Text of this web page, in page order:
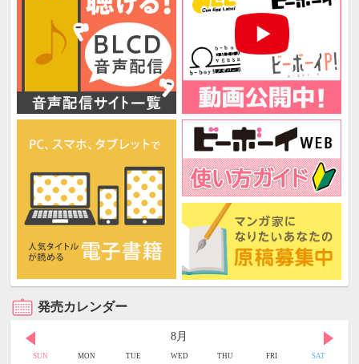
発売カレンダー
8月
SUN MON TUE WED THU FRI SAT